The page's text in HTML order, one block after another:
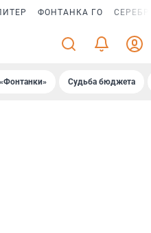
ФОНТАНКА ГО
Судьба бюджета